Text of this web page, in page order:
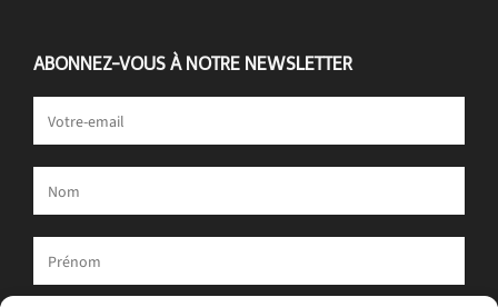
ABONNEZ-VOUS À NOTRE NEWSLETTER